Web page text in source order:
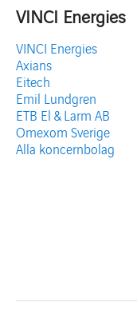
VINCI Energies
VINCI Energies
Axians
Eitech
Emil Lundgren
ETB El & Larm AB
Omexom Sverige
Alla koncernbolag